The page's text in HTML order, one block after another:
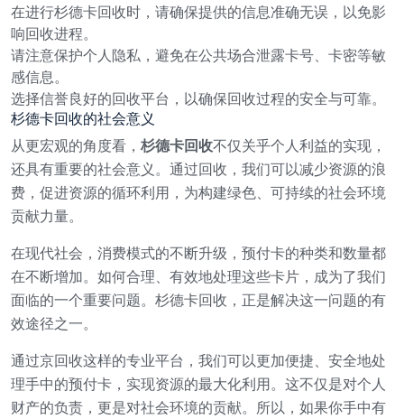
在进行杉德卡回收时，请确保提供的信息准确无误，以免影
响回收进程。
请注意保护个人隐私，避免在公共场合泄露卡号、卡密等敏
感信息。
选择信誉良好的回收平台，以确保回收过程的安全与可靠。
杉德卡回收的社会意义
从更宏观的角度看， 杉德卡回收不仅关乎个人利益的实现，
还具有重要的社会意义。通过回收，我们可以减少资源的浪
费，促进资源的循环利用，为构建绿色、可持续的社会环境
贡献力量。
在现代社会，消费模式的不断升级，预付卡的种类和数量都
在不断增加。如何合理、有效地处理这些卡片，成为了我们
面临的一个重要问题。杉德卡回收，正是解决这一问题的有
效途径之一。
通过京回收这样的专业平台，我们可以更加便捷、安全地处
理手中的预付卡，实现资源的最大化利用。这不仅是对个人
财产的负责，更是对社会环境的贡献。所以，如果你手中有